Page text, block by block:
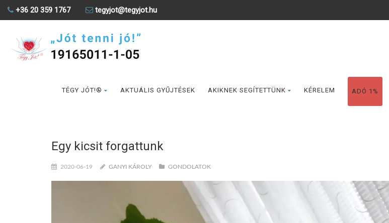
+36 20 359 1767 tegyjot@tegyjot.hu
TÉGY JÓT!® AKTUÁLIS GYŰJTÉSEK AKIKNEK SEGÍTETTÜNK KÉRELEM ADÓ 1%
Egy kicsit forgattunk
2020-06-19 GANYI KÁROLY GONDOLATOK